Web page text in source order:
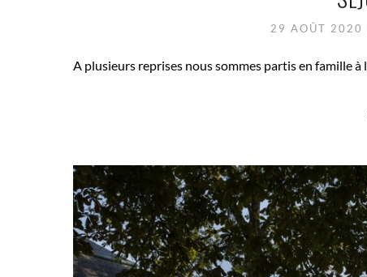
29 AOÛT 2020
A plusieurs reprises nous sommes partis en famille à